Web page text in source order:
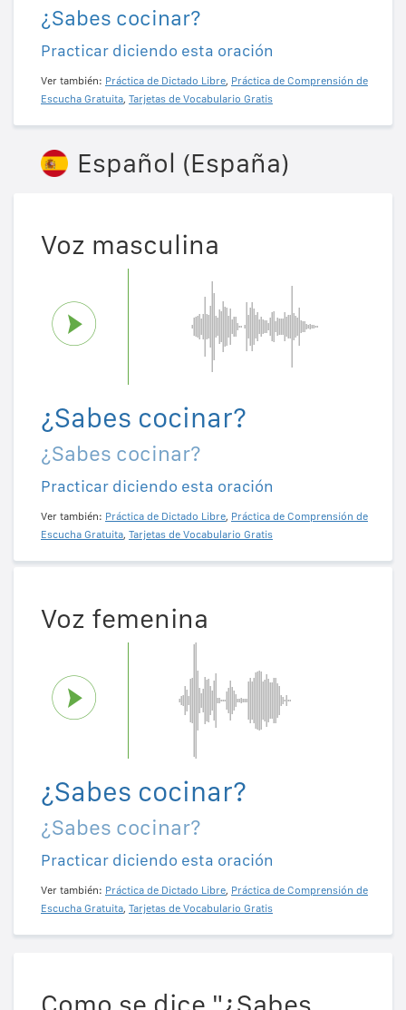
¿Sabes cocinar?
Practicar diciendo esta oración
Ver también: Práctica de Dictado Libre, Práctica de Comprensión de
Escucha Gratuita, Tarjetas de Vocabulario Gratis
Español (España)
Voz masculina
¿Sabes cocinar?
¿Sabes cocinar?
Practicar diciendo esta oración
Ver también: Práctica de Dictado Libre, Práctica de Comprensión de
Escucha Gratuita, Tarjetas de Vocabulario Gratis
Voz femenina
¿Sabes cocinar?
¿Sabes cocinar?
Practicar diciendo esta oración
Ver también: Práctica de Dictado Libre, Práctica de Comprensión de
Escucha Gratuita, Tarjetas de Vocabulario Gratis